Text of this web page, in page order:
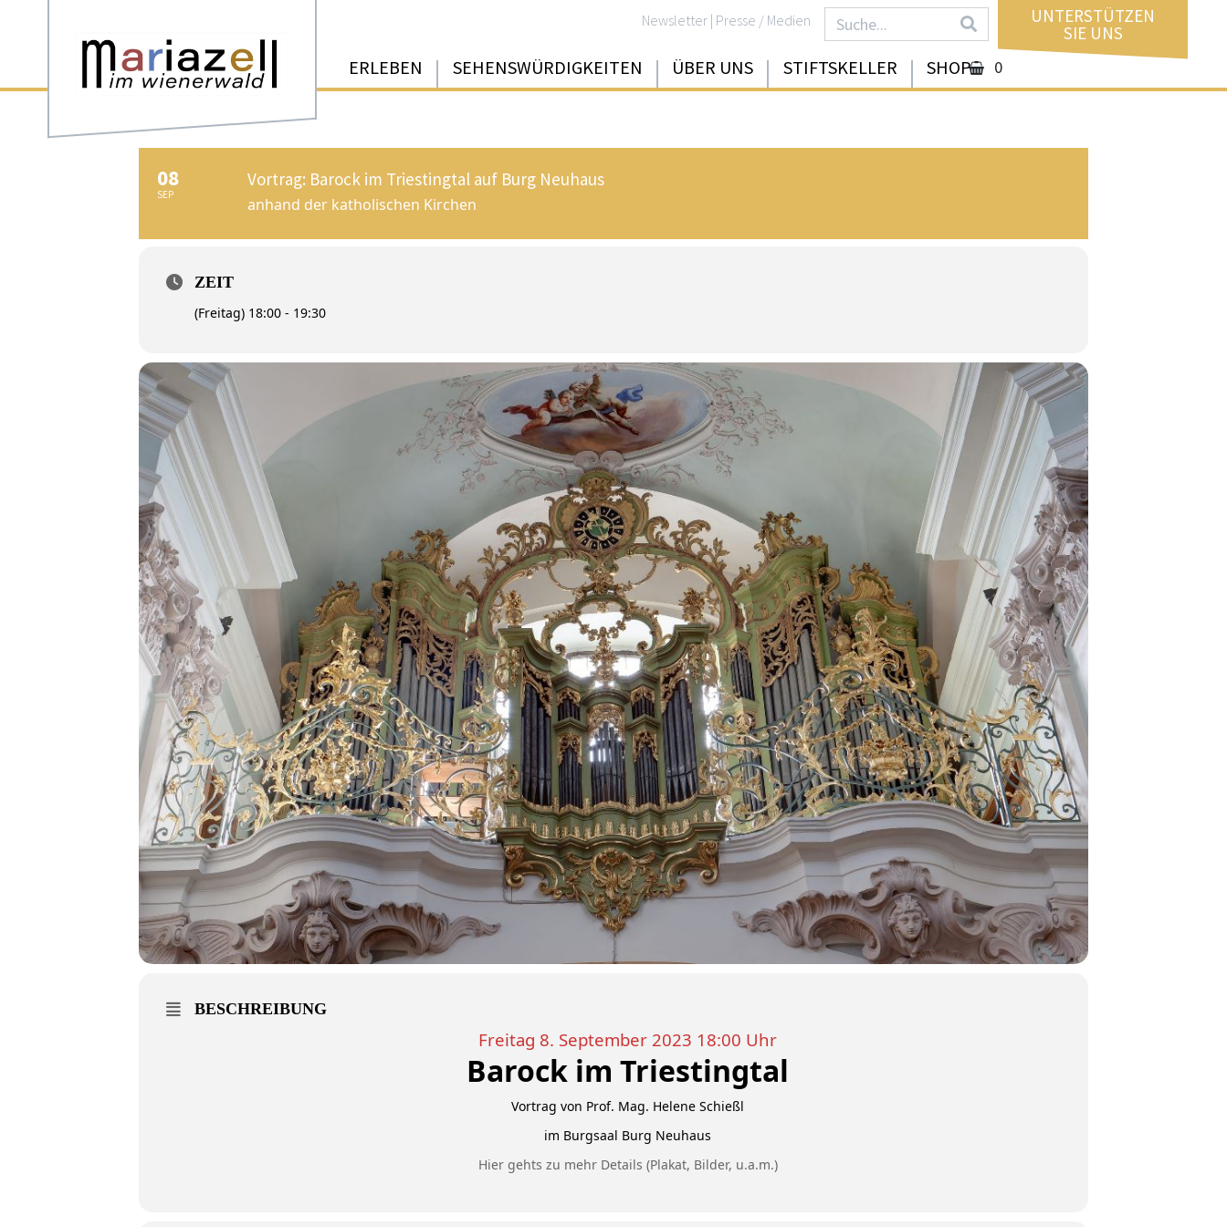
Newsletter | Presse / Medien UNTERSTÜTZEN
SIE UNS
ERLEBEN SEHENSWÜRDIGKEITEN ÜBER UNS STIFTSKELLER SHOP 0
08
SEP
Vortrag: Barock im Triestingtal auf Burg Neuhaus
anhand der katholischen Kirchen
ZEIT
(Freitag) 18:00 - 19:30
BESCHREIBUNG
Freitag 8. September 2023 18:00 Uhr
Barock im Triestingtal
Vortrag von Prof. Mag. Helene Schießl
im Burgsaal Burg Neuhaus
Hier gehts zu mehr Details (Plakat, Bilder, u.a.m.)